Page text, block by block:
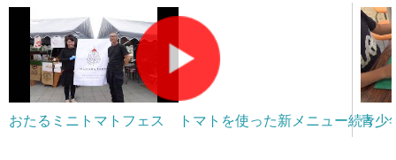
おたるミニトマトフェス トマトを使った新メニュー続々青少